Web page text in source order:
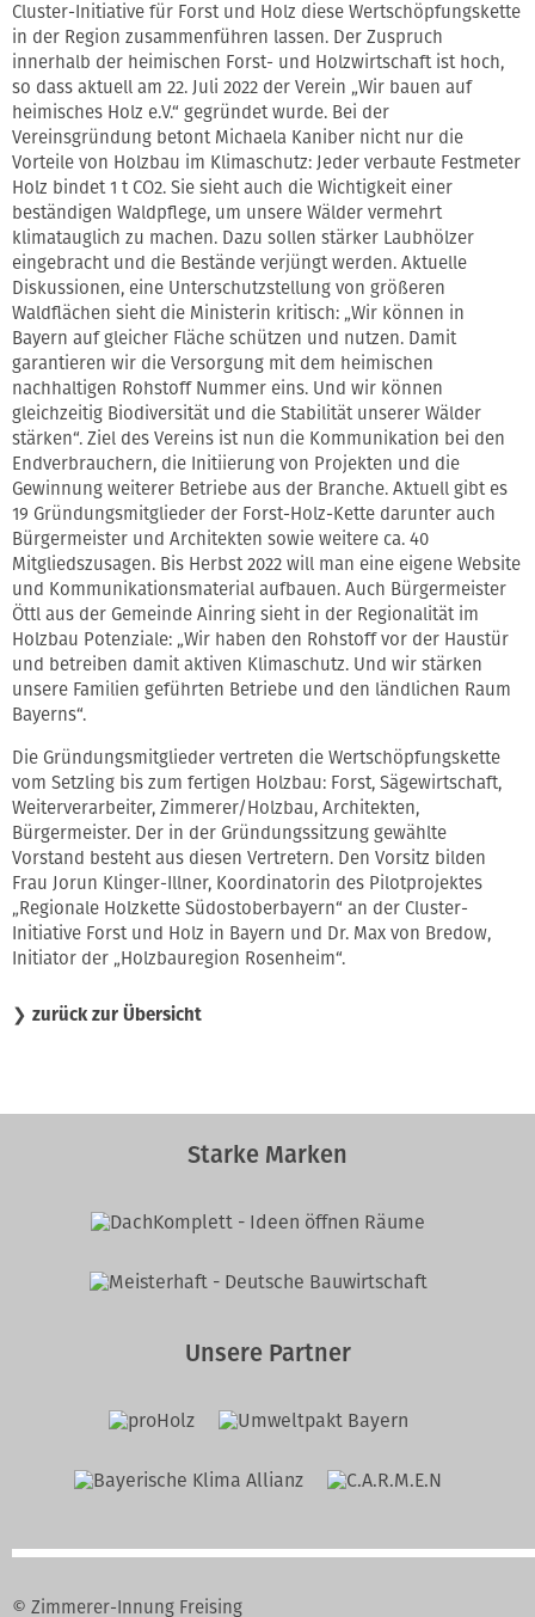
Cluster-Initiative für Forst und Holz diese Wertschöpfungskette
in der Region zusammenführen lassen. Der Zuspruch
innerhalb der heimischen Forst- und Holzwirtschaft ist hoch,
so dass aktuell am 22. Juli 2022 der Verein „Wir bauen auf
heimisches Holz e.V.“ gegründet wurde. Bei der
Vereinsgründung betont Michaela Kaniber nicht nur die
Vorteile von Holzbau im Klimaschutz: Jeder verbaute Festmeter
Holz bindet 1 t CO2. Sie sieht auch die Wichtigkeit einer
beständigen Waldpflege, um unsere Wälder vermehrt
klimatauglich zu machen. Dazu sollen stärker Laubhölzer
eingebracht und die Bestände verjüngt werden. Aktuelle
Diskussionen, eine Unterschutzstellung von größeren
Waldflächen sieht die Ministerin kritisch: „Wir können in
Bayern auf gleicher Fläche schützen und nutzen. Damit
garantieren wir die Versorgung mit dem heimischen
nachhaltigen Rohstoff Nummer eins. Und wir können
gleichzeitig Biodiversität und die Stabilität unserer Wälder
stärken“. Ziel des Vereins ist nun die Kommunikation bei den
Endverbrauchern, die Initiierung von Projekten und die
Gewinnung weiterer Betriebe aus der Branche. Aktuell gibt es
19 Gründungsmitglieder der Forst-Holz-Kette darunter auch
Bürgermeister und Architekten sowie weitere ca. 40
Mitgliedszusagen. Bis Herbst 2022 will man eine eigene Website
und Kommunikationsmaterial aufbauen. Auch Bürgermeister
Öttl aus der Gemeinde Ainring sieht in der Regionalität im
Holzbau Potenziale: „Wir haben den Rohstoff vor der Haustür
und betreiben damit aktiven Klimaschutz. Und wir stärken
unsere Familien geführten Betriebe und den ländlichen Raum
Bayerns“.
Die Gründungsmitglieder vertreten die Wertschöpfungskette
vom Setzling bis zum fertigen Holzbau: Forst, Sägewirtschaft,
Weiterverarbeiter, Zimmerer/Holzbau, Architekten,
Bürgermeister. Der in der Gründungssitzung gewählte
Vorstand besteht aus diesen Vertretern. Den Vorsitz bilden
Frau Jorun Klinger-Illner, Koordinatorin des Pilotprojektes
„Regionale Holzkette Südostoberbayern“ an der Cluster-
Initiative Forst und Holz in Bayern und Dr. Max von Bredow,
Initiator der „Holzbauregion Rosenheim“.
❯ zurück zur Übersicht
Starke Marken
Unsere Partner
© Zimmerer-Innung Freising